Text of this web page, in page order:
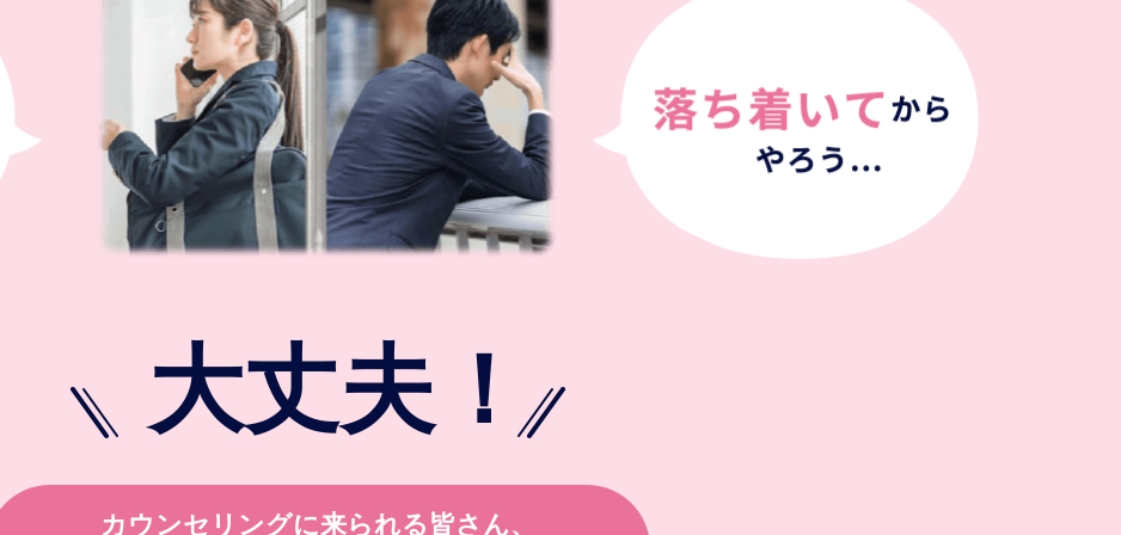
大丈夫 ！
カウンセリングに来られる皆さん、